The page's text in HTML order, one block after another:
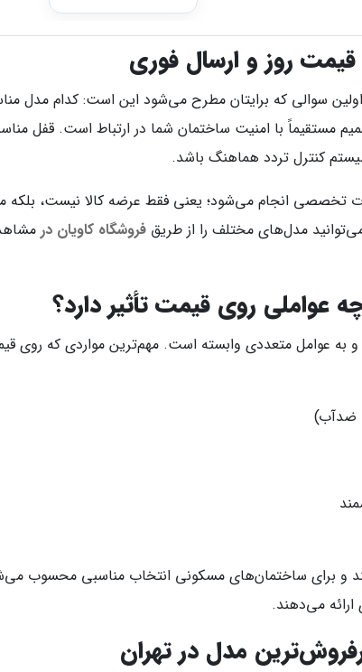
روز و ارسال فوری
سوالی که برایتان مطرح می‌شود این است: کدام مدل
مستقیماً با امنیت ساختمان شما در ارتباط است. قفل
کنترل تردد هماهنگ باشد.
تخصصی انجام می‌شود؛ یعنی فقط عرضه کالا نیست، بلکه
مدل‌های مختلف را از طریق فروشگاه کاویان در
به عوامل متعددی وابسته است. مهم‌ترین مواردی که روی
ضدآب)
و برای ساختمان‌های مسکونی انتخاب مناسبی محسوب
ارائه می‌دهند.
مدل در تهران